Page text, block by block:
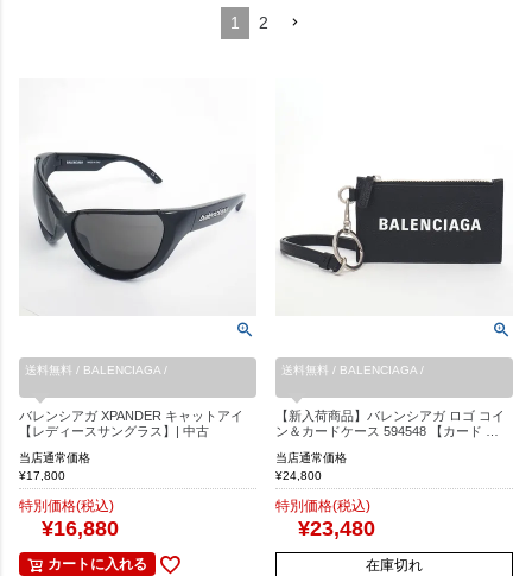
1 2
送料無料 / BALENCIAGA /
バレンシアガ XPANDER キャットアイ
【レディースサングラス】| 中古
当店通常価格
¥17,800
特別価格(税込)
¥16,880
カートに入れる
送料無料 / BALENCIAGA /
【新入荷商品】バレンシアガ ロゴ コイ
ン＆カードケース 594548 【カード …
当店通常価格
¥24,800
特別価格(税込)
¥23,480
在庫切れ